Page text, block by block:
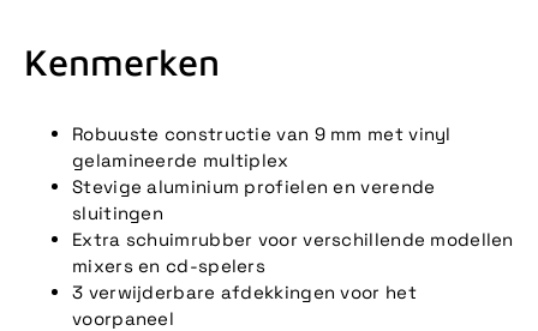
Kenmerken
Robuuste constructie van 9 mm met vinyl
gelamineerde multiplex
Stevige aluminium profielen en verende
sluitingen
Extra schuimrubber voor verschillende modellen
mixers en cd-spelers
3 verwijderbare afdekkingen voor het
voorpaneel